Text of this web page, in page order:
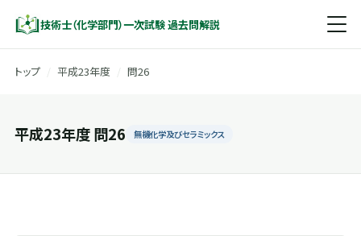
技術士（化学部門）一次試験 過去問解説
トップ 平成23年度 問26
平成23年度 問26 無機化学及びセラミックス